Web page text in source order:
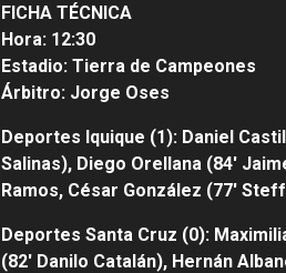
FICHA TÉCNICA
Hora: 12:30
Estadio: Tierra de Campeones
Árbitro: Jorge Oses
Deportes Iquique (1): Daniel
Salinas), Diego Orellana (84′
Ramos, César González (77′
Deportes Santa Cruz (0):
(82′ Danilo Catalán), Hernán